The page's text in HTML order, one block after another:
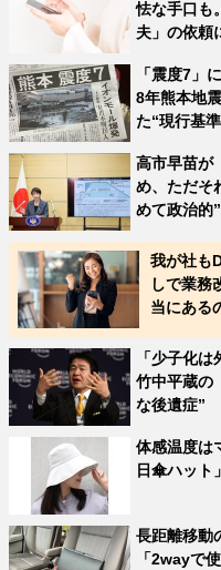
怯な手口も
夫」の依頼
「震度7」
8年熊本地
た“現行基
高市早苗が
め、ただそ
めて政治的
我が社も
しで業務
当にある
「少子化
竹中平蔵の
な後遺症”
体感温度は
日傘ハット
長距離移動
「2wayで